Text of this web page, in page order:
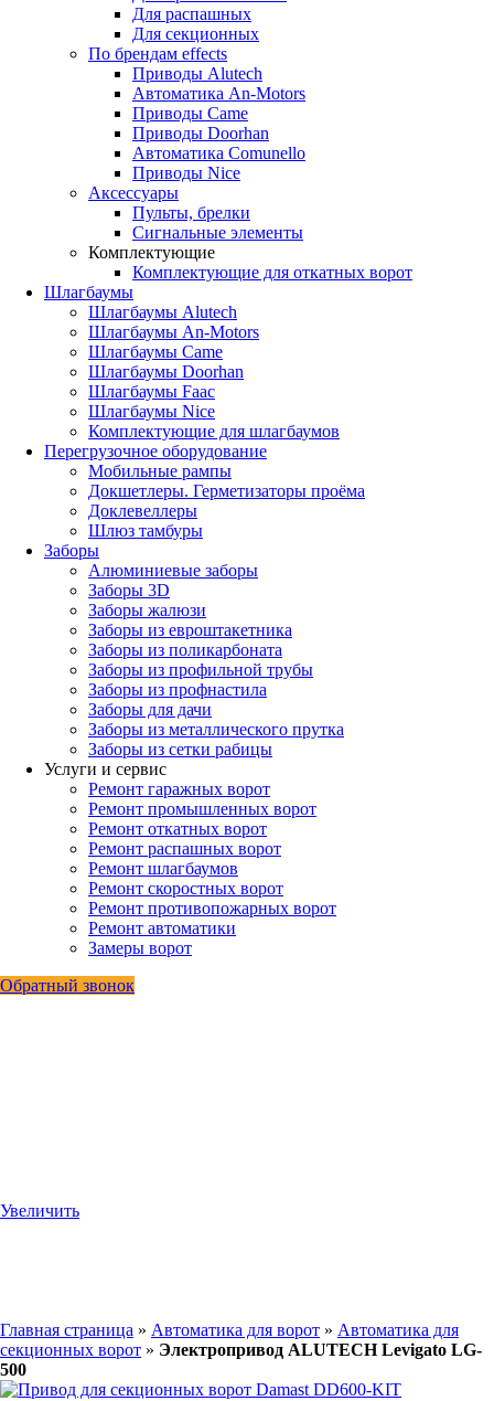
Для распашных
Для секционных
По брендам effects
Приводы Alutech
Автоматика An-Motors
Приводы Came
Приводы Doorhan
Автоматика Comunello
Приводы Nice
Аксессуары
Пульты, брелки
Сигнальные элементы
Комплектующие
Комплектующие для откатных ворот
Шлагбаумы
Шлагбаумы Alutech
Шлагбаумы An-Motors
Шлагбаумы Came
Шлагбаумы Doorhan
Шлагбаумы Faac
Шлагбаумы Nice
Комплектующие для шлагбаумов
Перегрузочное оборудование
Мобильные рампы
Докшетлеры. Герметизаторы проёма
Доклевеллеры
Шлюз тамбуры
Заборы
Алюминиевые заборы
Заборы 3D
Заборы жалюзи
Заборы из евроштакетника
Заборы из поликарбоната
Заборы из профильной трубы
Заборы из профнастила
Заборы для дачи
Заборы из металлического прутка
Заборы из сетки рабицы
Услуги и сервис
Ремонт гаражных ворот
Ремонт промышленных ворот
Ремонт откатных ворот
Ремонт распашных ворот
Ремонт шлагбаумов
Ремонт скоростных ворот
Ремонт противопожарных ворот
Ремонт автоматики
Замеры ворот
Обратный звонок
Увеличить
Главная страница » Автоматика для ворот » Автоматика для
секционных ворот » Электропривод ALUTECH Levigato LG-
500